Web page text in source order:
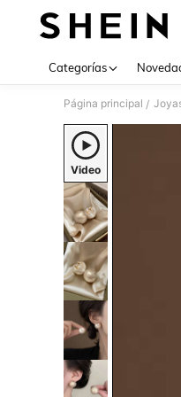
Categorías
Página principal /
Video